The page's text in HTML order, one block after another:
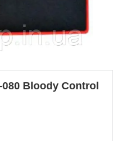
080 Bloody Control